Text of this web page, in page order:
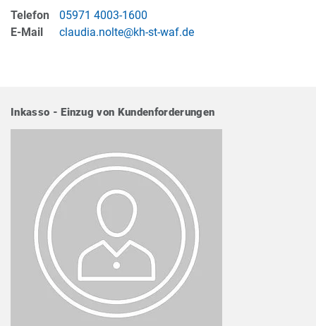
Telefon
05971 4003-1600
E-Mail
claudia.nolte@kh-st-waf.de
Inkasso - Einzug von Kundenforderungen